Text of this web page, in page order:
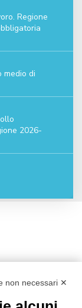
Regione
medio di
2026-
non necessari ✕